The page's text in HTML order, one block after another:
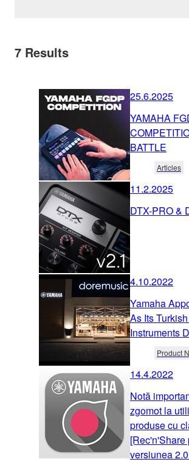
7 Results
25.6.2025
YAMAHA
BATTLE
Articles
11.2.2025
DTX-PRO &
4.10.2022
Yamaha
As Its
Instruments
Product
14.4.2022
Notă
zgomot la
produse cu
[Rec'n'Share
versiunea